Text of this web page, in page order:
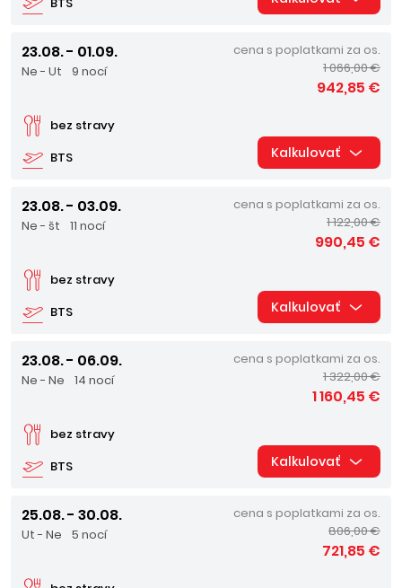
23.08. - 01.09.
Ne - Ut 9 nocí
BTS
bez stravy
cena s poplatkami za os.
1 066,00 €
942,85 €
Kalkulovať
23.08. - 03.09.
Ne - št 11 nocí
BTS
bez stravy
cena s poplatkami za os.
1 122,00 €
990,45 €
Kalkulovať
23.08. - 06.09.
Ne - Ne 14 nocí
BTS
bez stravy
cena s poplatkami za os.
1 322,00 €
1 160,45 €
Kalkulovať
25.08. - 30.08.
Ut - Ne 5 nocí
cena s poplatkami za os.
806,00 €
721,85 €